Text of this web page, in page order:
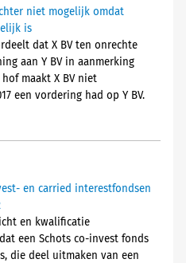
niet mogelijk omdat
is
dat X BV ten onrechte
aan Y BV in aanmerking
maakt X BV niet
een vordering had op Y BV.
en carried interestfondsen
en kwalificatie
een Schots co-invest fonds
die deel uitmaken van een